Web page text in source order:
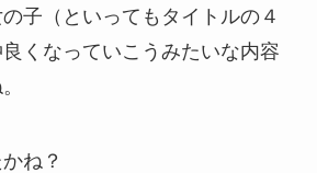
子（といってもタイトルの４
くなっていこうみたいな内容
ね？